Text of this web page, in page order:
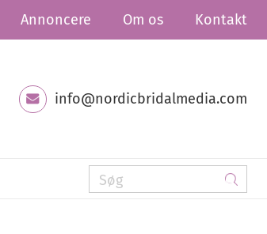
Annoncere Om os Kontakt
info@nordicbridalmedia.com